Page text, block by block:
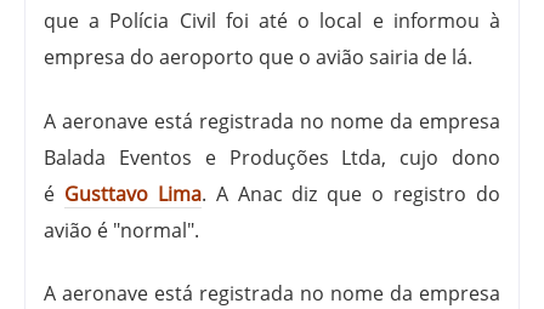
que a Polícia Civil foi até o local e informou à
empresa do aeroporto que o avião sairia de lá.
A aeronave está registrada no nome da empresa
Balada Eventos e Produções Ltda, cujo dono
é Gusttavo Lima. A Anac diz que o registro do
avião é "normal".
A aeronave está registrada no nome da empresa